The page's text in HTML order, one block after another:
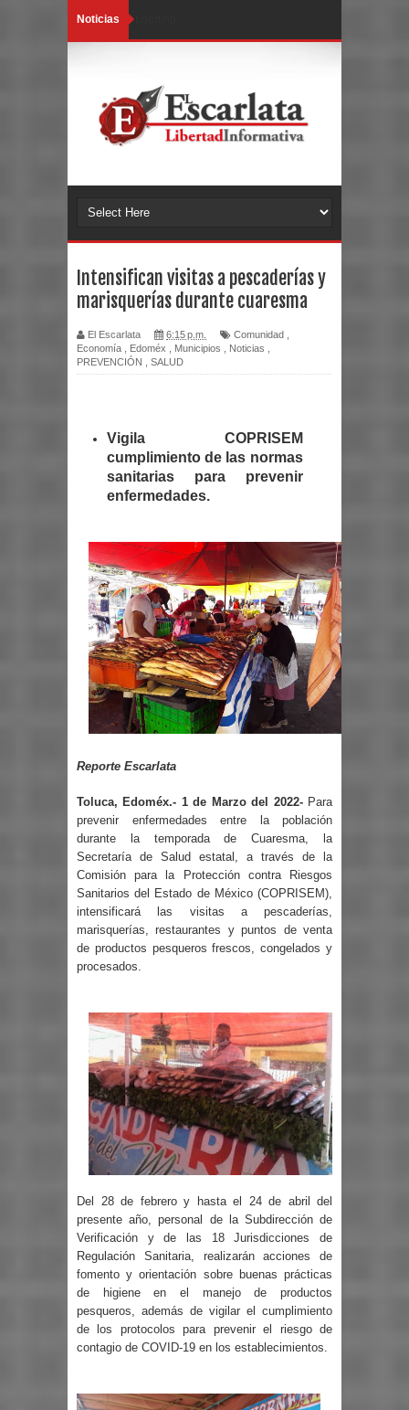
Noticias
Intensifican visitas a pescaderías y
marisquerías durante cuaresma
El Escarlata 6:15 p.m. Comunidad
Economía
Edoméx Municipios Noticias
PREVENCIÓN
SALUD
Vigila COPRISEM
cumplimiento de las normas
sanitarias para prevenir
enfermedades.
Reporte Escarlata
Toluca, Edoméx.- 1 de Marzo del 2022- Para
prevenir enfermedades entre la población
durante la temporada de Cuaresma, la
Secretaría de Salud estatal, a través de la
Comisión para la Protección contra Riesgos
Sanitarios del Estado de México (COPRISEM),
intensificará las visitas a pescaderías,
marisquerías, restaurantes y puntos de venta
de productos pesqueros frescos, congelados y
procesados.
Del 28 de febrero y hasta el 24 de abril del
presente año, personal de la Subdirección de
Verificación y de las 18 Jurisdicciones de
Regulación Sanitaria, realizarán acciones de
fomento y orientación sobre buenas prácticas
de higiene en el manejo de productos
pesqueros, además de vigilar el cumplimiento
de los protocolos para prevenir el riesgo de
contagio de COVID-19 en los establecimientos.